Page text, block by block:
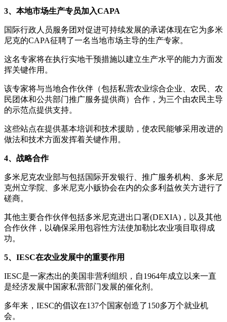
3、本地市场生产专员加入CAPA
国际行政人员服务团对促进可持续发展的承诺体现在它为多米
尼克的CAPA征聘了一名当地市场主导的生产专家。
这名专家将在执行实地干预措施以建立生产水平的能力方面发
挥关键作用。
该专家将与当地合作伙伴（包括私营农业综合企业、农民、农
民团体和公共部门推广服务提供商）合作，为三个由农民主导
的示范点提供支持。
这些站点在提供基本培训和技术援助，使农民能够采用改进的
做法和技术方面发挥着关键作用。
4、战略合作
多米尼克农业部与包括国际开发银行、推广服务机构、多米尼
克州立学院、多米尼克小贩协会在内的众多利益攸关方进行了
磋商。
其他主要合作伙伴包括多米尼克进出口署(DEXIA)，以及其他
合作伙伴，以确保采用包容性方法使加勒比农业项目取得成
功。
5、IESC在农业发展中的重要作用
IESC是一家杰出的美国非营利组织，自1964年成立以来一直
是经济发展中国家私营部门发展的催化剂。
多年来，IESC的倡议在137个国家创造了150多万个就业机
会。